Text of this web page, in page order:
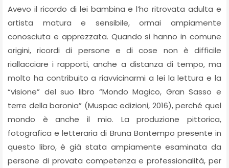
Avevo il ricordo di lei bambina e l’ho ritrovata adulta e
artista matura e sensibile, ormai ampiamente
conosciuta e apprezzata. Quando si hanno in comune
origini, ricordi di persone e di cose non è difficile
riallacciare i rapporti, anche a distanza di tempo, ma
molto ha contribuito a riavvicinarmi a lei la lettura e la
“visione” del suo libro “Mondo Magico, Gran Sasso e
terre della baronia” (Muspac edizioni, 2016), perché quel
mondo è anche il mio. La produzione pittorica,
fotografica e letteraria di Bruna Bontempo presente in
questo libro, è già stata ampiamente esaminata da
persone di provata competenza e professionalità, per